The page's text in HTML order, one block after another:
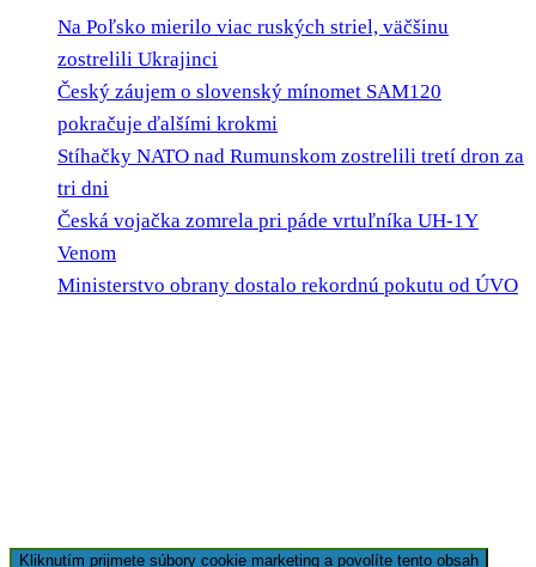
Na Poľsko mierilo viac ruských striel, väčšinu
zostrelili Ukrajinci
Český záujem o slovenský mínomet SAM120
pokračuje ďalšími krokmi
Stíhačky NATO nad Rumunskom zostrelili tretí dron za
tri dni
Česká vojačka zomrela pri páde vrtuľníka UH-1Y
Venom
Ministerstvo obrany dostalo rekordnú pokutu od ÚVO
Kliknutím prijmete súbory cookie marketing a povolíte tento obsah